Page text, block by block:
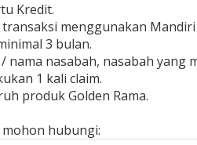
Kredit.
menggunakan
3 bulan.
nama nasabah, nasabah yang
1 kali claim.
produk Golden Rama.
hubungi: